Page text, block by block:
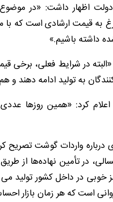
اظهار داشت: «در
قیمت ارشادی است که با
داشته باشیم.»
در شرایط فعلی، برخی
به تولید ادامه دهند
کرد: «همین روزها
درباره واردات گوشت تصریح
در تأمین نهاده‌ها از
در داخل کشور تولید
است که هر زمان بازار